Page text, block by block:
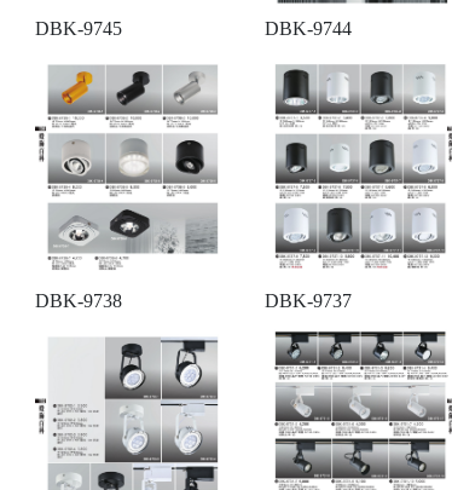
DBK-9745 DBK-9744
DBK-9738 DBK-9737